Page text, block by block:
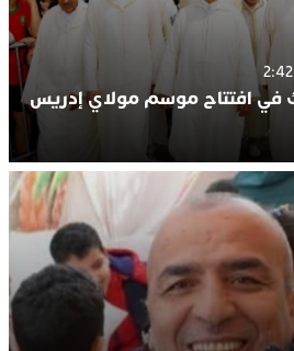
في افتتاح موسم مولاي إدريس